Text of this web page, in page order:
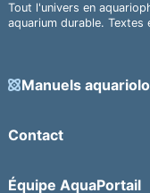
Tout l'univers en
aquarium durable.
Manuels
Contact
Équipe AquaPortail